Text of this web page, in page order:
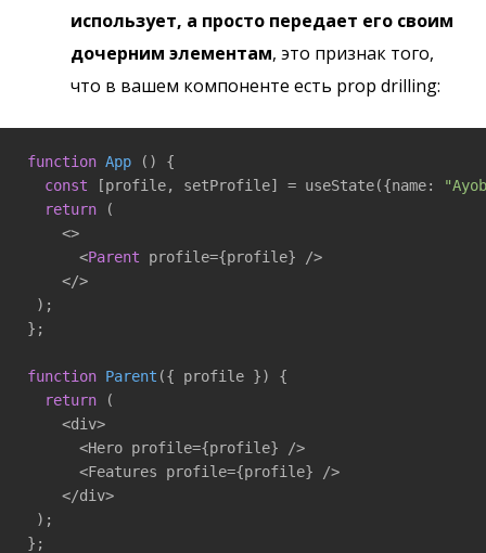
использует, а просто передает его своим
дочерним элементам, это признак того,
что в вашем компоненте есть prop drilling:
function App ()
{
const [profile, setProfile] = useState({name:
return (
    <>
      <
Parent profile={profile} />
    </>
);
};
function Parent ({ profile })
{
return (
    <div>
      <Hero profile={profile} />
      <Features profile={profile} />
    </div>
);
};